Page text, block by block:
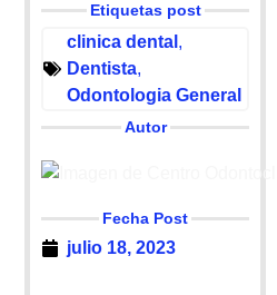
Etiquetas post
clinica dental ,
Dentista,
Odontologia General
Autor
Fecha Post
julio 18, 2023